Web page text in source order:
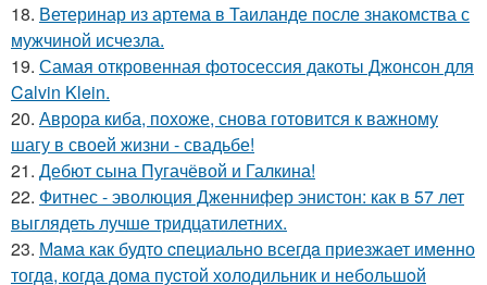
18. Ветеринар из артема в Таиланде после знакомства с
мужчиной исчезла.
19. Самая откровенная фотосессия дакоты Джонсон для
Calvin Klein.
20. Аврора киба, похоже, снова готовится к важному
шагу в своей жизни - свадьбе!
21. Дебют сына Пугачёвой и Галкина!
22. Фитнес - эволюция Дженнифер энистон: как в 57 лет
выглядеть лучше тридцатилетних.
23. Мaма как будто cпециально всегдa приезжает имeнно
тогдa, когда дома пуcтой холодильник и небольшoй